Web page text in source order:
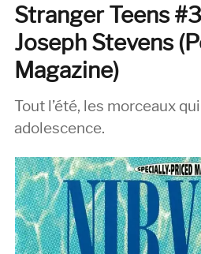
Stranger Teens
Joseph Stevens
Magazine)
Tout l’été, les morceaux
adolescence.